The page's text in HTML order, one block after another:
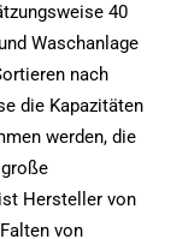
40
Waschanlage
nach
die Kapazitäten
werden, die
Hersteller von
von